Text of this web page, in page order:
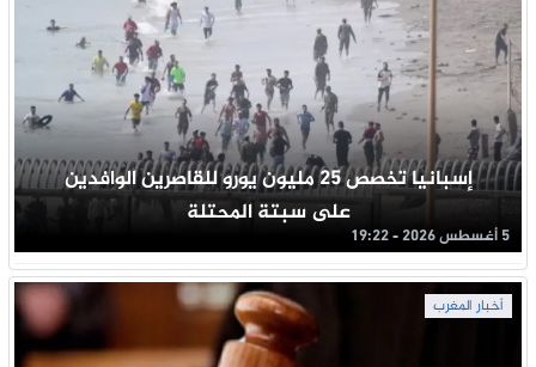
إسبانيا تخصص 25 مليون يورو للقاصرين الوافدين
على سبتة المحتلة
5 أغسطس 2026 - 19:22
أخبار المغرب